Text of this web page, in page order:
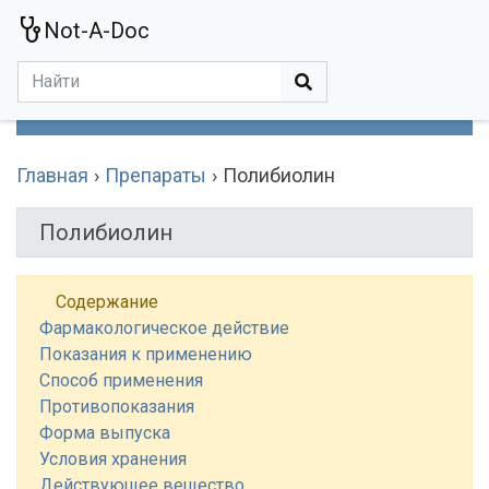
Not-A-Doc
Главная Препараты Полибиолин
Полибиолин
Содержание
Фармакологическое действие
Показания к применению
Способ применения
Противопоказания
Форма выпуска
Условия хранения